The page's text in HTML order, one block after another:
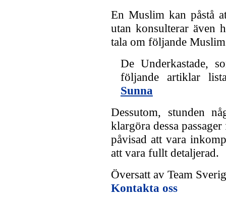
En Muslim kan påstå
utan konsulterar även
tala om följande
De Underkastade,
följande artiklar
Sunna
Dessutom, stunden
klargöra dessa
påvisad att vara
att vara fullt detaljerad.
Översatt av Team
Kontakta oss